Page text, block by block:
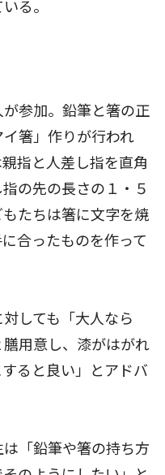
る。
参加。鉛筆と箸の正
箸」作りが行われ
指と人差し指を直角
の先の長さの１・５
たちは箸に文字を焼
合ったものを作って
しても「大人なら
用意し、漆がはがれ
ると良い」とアドバ
「鉛筆や箸の持ち方